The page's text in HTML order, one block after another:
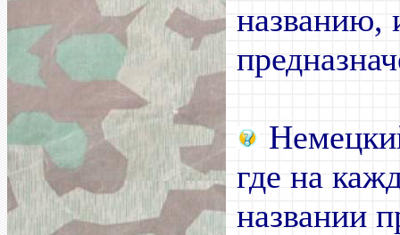
названию,
где на
названии